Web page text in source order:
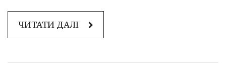
ЧИТАТИ ДАЛІ